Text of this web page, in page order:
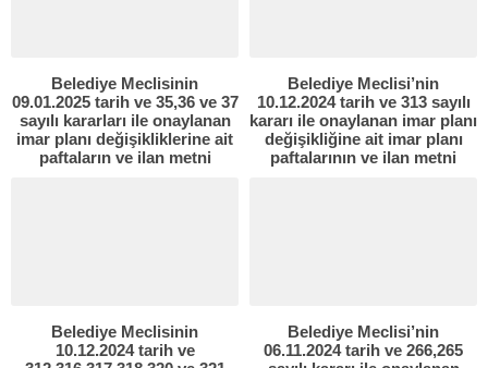
Belediye Meclisinin
09.01.2025 tarih ve 35,36 ve 37
sayılı kararları ile onaylanan
imar planı değişikliklerine ait
paftaların ve ilan metni
Belediye Meclisi’nin
10.12.2024 tarih ve 313 sayılı
kararı ile onaylanan imar planı
değişikliğine ait imar planı
paftalarının ve ilan metni
Belediye Meclisinin
10.12.2024 tarih ve
Belediye Meclisi’nin
06.11.2024 tarih ve 266,265